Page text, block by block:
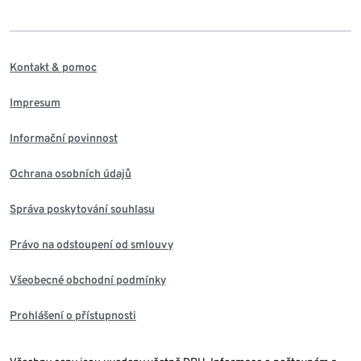
Kontakt & pomoc
Impresum
Informační povinnost
Ochrana osobních údajů
Správa poskytování souhlasu
Právo na odstoupení od smlouvy
Všeobecné obchodní podmínky
Prohlášení o přístupnosti